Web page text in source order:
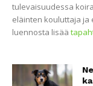
tulevaisuudessa
eläinten kouluttaja ja
luennosta lisää